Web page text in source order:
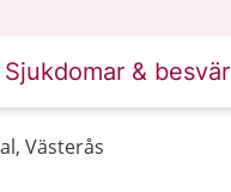
Sjukdomar & besvär
Västerås